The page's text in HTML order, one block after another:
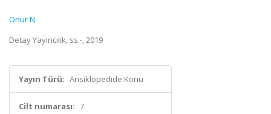
Onur N.
Detay Yayıncılık, ss.-, 2019
Yayın Türü: Ansiklopedide Konu
Cilt numarası: 7